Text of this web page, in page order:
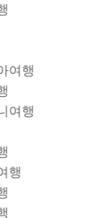
여행
여행
행